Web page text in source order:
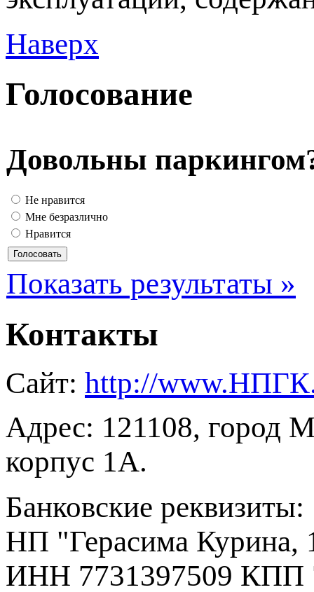
Наверх
Голосование
Довольны
Не нравится
Мне безразлично
Нравится
Показать результаты »
Контакты
Сайт: http://
Адрес: 121108, город
корпус 1А.
Банковские реквизиты:
НП "Герасима Курина,
ИНН 7731397509 КПП